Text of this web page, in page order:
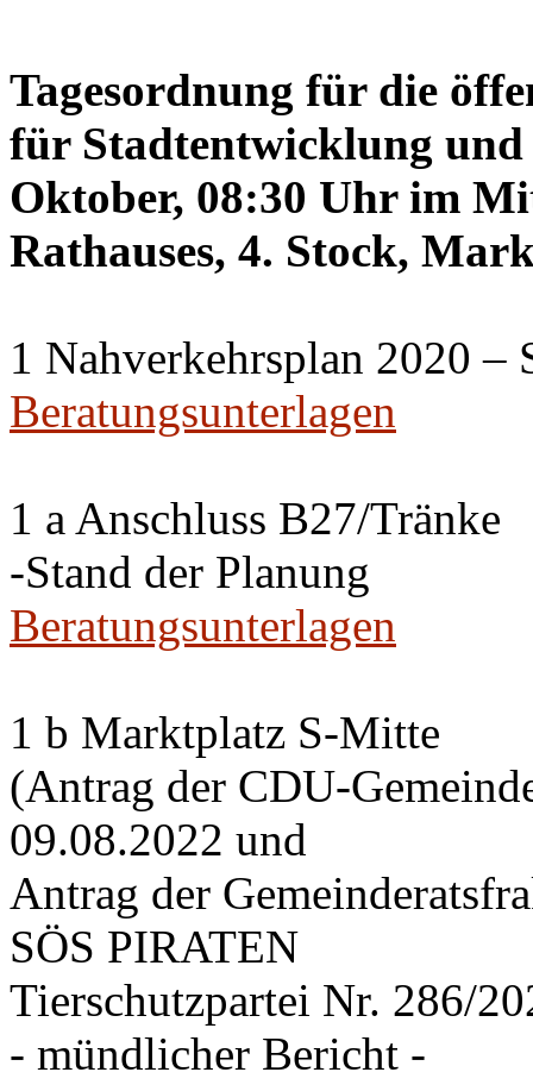
Tagesordnung für die
für Stadtentwicklung und
Oktober, 08:30 Uhr im
Rathauses, 4. Stock,
1 Nahverkehrsplan 2020 –
Beratungsunterlagen
1 a Anschluss B27/Tränke
-Stand der Planung
Beratungsunterlagen
1 b Marktplatz S-Mitte
(Antrag der CDU-
09.08.2022 und
Antrag der
SÖS PIRATEN
Tierschutzpartei Nr. 286/
- mündlicher Bericht -